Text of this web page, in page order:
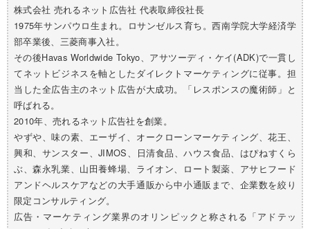
株式会社 売れるネット広告社 代表取締役社長
1975年サンパウロ生まれ。ロサンゼルス育ち。西南学院大学経済学
部卒業後、三菱商事入社。
その後Havas Worldwide Tokyo、アサツーディ・ケイ(ADK)で一貫し
てネットビジネスを軸としたダイレクトマーケティングに従事。担
当した全広告主のネット広告が大成功。「レスポンスの魔術師」と
呼ばれる。
2010年、売れるネット広告社を創業。
やずや、味の素、エーザイ、オークローンマーケティング、花王、
興和、サンスター、JIMOS、日清食品、ハウス食品、はぴねすくら
ぶ、森永乳業、山田養蜂場、ライオン、ロート製薬、アサヒフード
アンドヘルスケアなどの大手通販から中小通販まで、企業数を絞り
限定コンサルティング。
広告・マーケティング業界のオリンピックと称される「アドテッ